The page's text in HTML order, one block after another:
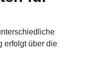
erfolgt über die